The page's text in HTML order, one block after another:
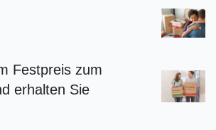
Festpreis zum
erhalten Sie